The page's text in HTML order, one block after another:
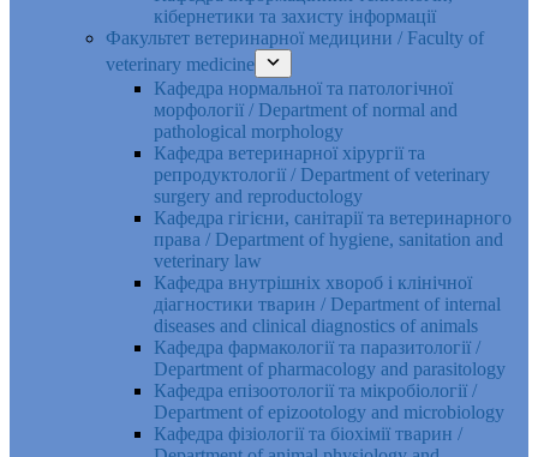
кібернетики та захисту інформації
Факультет ветеринарної медицини / Faculty of
veterinary medicine
Кафедра нормальної та патологічної
морфології / Department of normal and
pathological morphology
Кафедра ветеринарної хірургії та
репродуктології / Department of veterinary
surgery and reproductology
Кафедра гігієни, санітарії та ветеринарного
права / Department of hygiene, sanitation and
veterinary law
Кафедра внутрішніх хвороб і клінічної
діагностики тварин / Department of internal
diseases and clinical diagnostics of animals
Кафедра фармакології та паразитології /
Department of pharmacology and parasitology
Кафедра епізоотології та мікробіології /
Department of epizootology and microbiology
Кафедра фізіології та біохімії тварин /